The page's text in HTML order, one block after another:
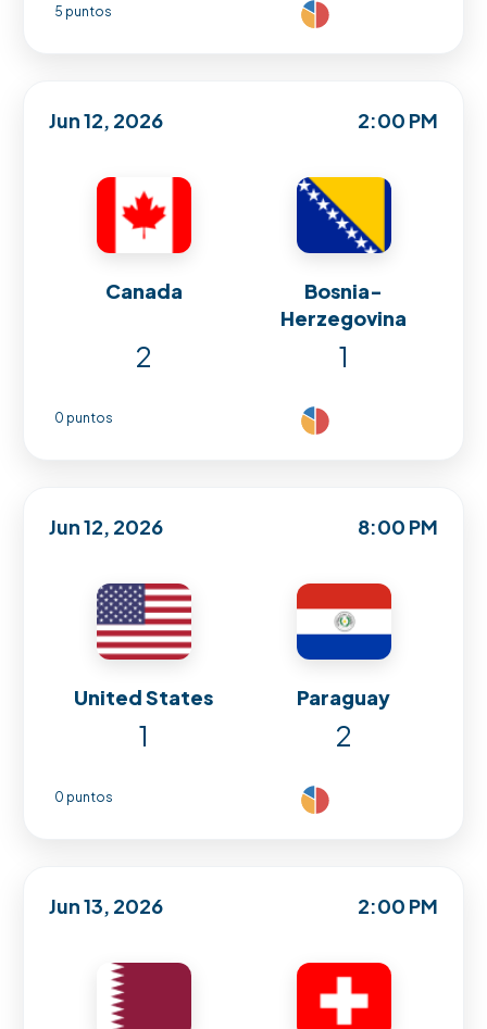
5 puntos
Jun 12, 2026 2:00 PM
Canada
Bosnia-
Herzegovina
2 1
0 puntos
Jun 12, 2026 8:00 PM
United States Paraguay
1 2
0 puntos
Jun 13, 2026 2:00 PM